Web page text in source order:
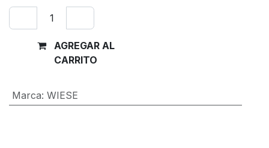
AGREGAR AL
CARRITO
Marca: WIESE